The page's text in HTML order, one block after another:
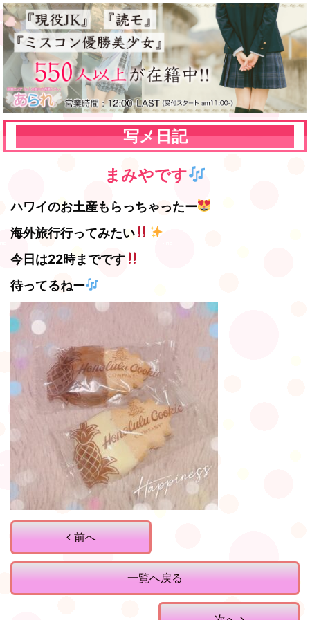
写メ日記
まみやです
ハワイのお土産もらっちゃったー
海外旅行行ってみたい
今日は22時までです
待ってるねー
前へ
一覧へ戻る